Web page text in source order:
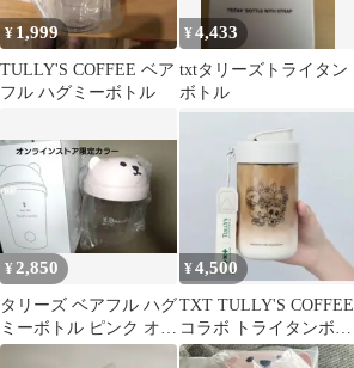
¥ 1,999
TULLY'S COFFEE ベア
フル ハグミーボトル
¥4,433
txtタリーズトライタン
ボトル
¥2,850
タリーズ ベアフル ハグ
ミーボトル ピンク オン
ラインストア版
¥4,500
TXT TULLY'S COFFEE
コラボ トライタンボト
ル